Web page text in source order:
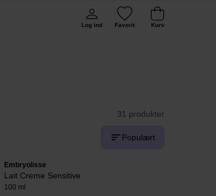
Log ind Favorit Kurv
31 produkter
Populært
Embryolisse
Lait Creme Sensitive
100 ml